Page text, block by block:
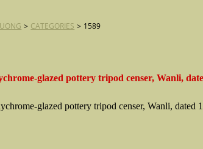
> CATEGORIES > 1589
glazed pottery tripod censer, Wanli,